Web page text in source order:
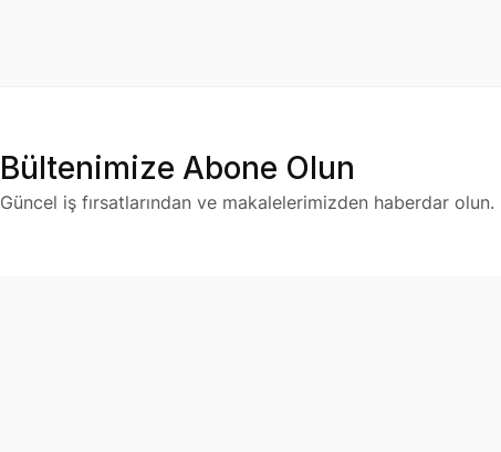
Bültenimize Abone Olun
Güncel iş fırsatlarından ve makalelerimizden haberdar olun.